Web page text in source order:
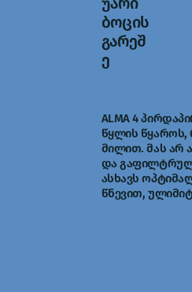
ბოცის
გარეშ
ე
ALMA 4
წყლის წყაროს,
მილით. მას არ
და
ასხავს
წნევით,